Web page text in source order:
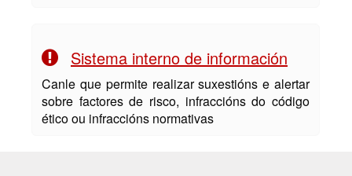
Sistema interno de información
Canle que permite realizar suxestións e alertar
sobre factores de risco, infraccións do código
ético ou infraccións normativas